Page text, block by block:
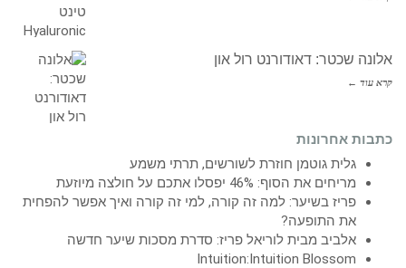
אלונה שכטר: דאודורנט רול און
קרא עוד ←
כתבות אחרונות
גלית גוטמן חוזרת לשורשים, תרתי משמע
מריחים את הסוף: 46% יפסלו אתכם על חולצה מיוזעת
פריז בשיער: למה זה קורה, למי זה קורה ואיך אפשר להפחית
את התופעה?
אלביב מבית לוריאל פריז: סדרת מסכות שיער חדשה
Intuition:Intuition Blossom